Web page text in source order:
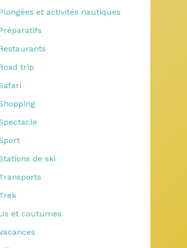
et activités nautiques
trip
de ski
et coutumes